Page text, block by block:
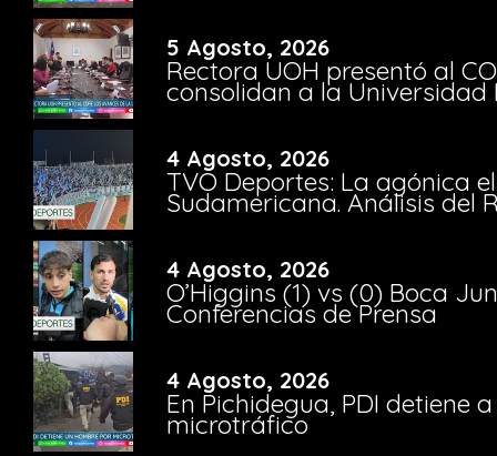
5 Agosto, 2026
Rectora UOH presentó al
consolidan a la Universidad
4 Agosto, 2026
TVO Deportes: La agónica
Sudamericana. Análisis del
4 Agosto, 2026
O’Higgins (1) vs (0) Boca
Conferencias de Prensa
4 Agosto, 2026
En Pichidegua, PDI detiene
microtráfico